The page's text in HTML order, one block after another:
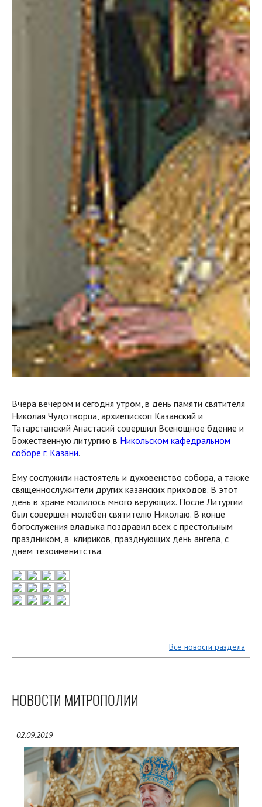
Вчера вечером и сегодня утром, в день памяти святителя
Николая Чудотворца, архиепископ Казанский и
Татарстанский Анастасий совершил Всенощное бдение и
Божественную литургию в Никольском кафедральном
соборе г. Казани.
Ему сослужили настоятель и духовенство собора, а также
священнослужители других казанских приходов. В этот
день в храме молилось много верующих. После Литургии
был совершен молебен святителю Николаю. В конце
богослужения владыка поздравил всех с престольным
праздником, а клириков, празднующих день ангела, с
днем тезоименитства.
Все новости раздела
НОВОСТИ МИТРОПОЛИИ
02.09.2019